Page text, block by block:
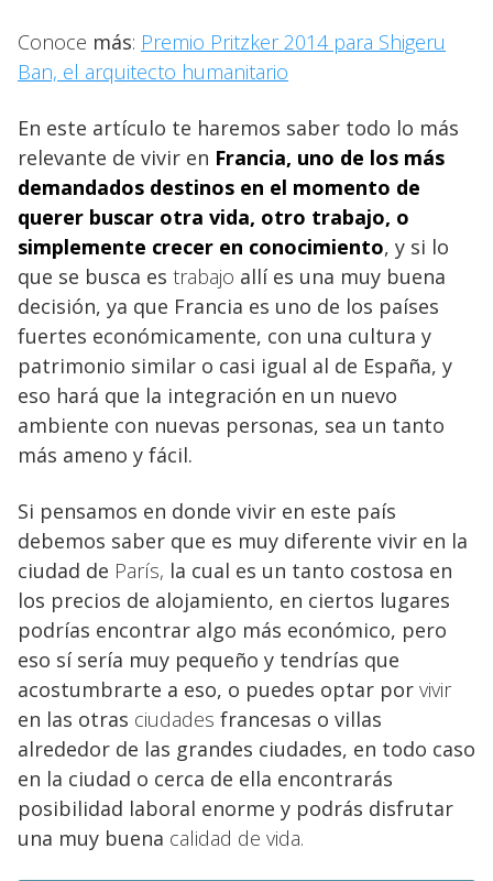
Conoce más: Premio Pritzker 2014 para Shigeru
Ban, el arquitecto humanitario
En este artículo te haremos saber todo lo más
relevante de vivir en Francia, uno de los más
demandados destinos en el momento de
querer buscar otra vida, otro trabajo, o
simplemente crecer en conocimiento, y si lo
que se busca es trabajo allí es una muy buena
decisión, ya que Francia es uno de los países
fuertes económicamente, con una cultura y
patrimonio similar o casi igual al de España, y
eso hará que la integración en un nuevo
ambiente con nuevas personas, sea un tanto
más ameno y fácil.
Si pensamos en donde vivir en este país
debemos saber que es muy diferente vivir en la
ciudad de París, la cual es un tanto costosa en
los precios de alojamiento, en ciertos lugares
podrías encontrar algo más económico, pero
eso sí sería muy pequeño y tendrías que
acostumbrarte a eso, o puedes optar por vivir
en las otras ciudades francesas o villas
alrededor de las grandes ciudades, en todo caso
en la ciudad o cerca de ella encontrarás
posibilidad laboral enorme y podrás disfrutar
una muy buena calidad de vida.